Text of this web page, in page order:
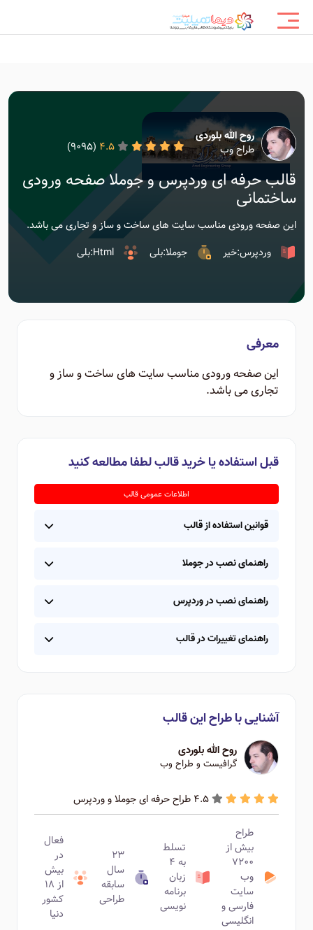
روح الله بلوردی
طراح وب
4.5
(9095)
قالب حرفه ای وردپرس و جوملا صفحه ورودی
ساختمانی
این صفحه ورودی مناسب سایت های ساخت و ساز و تجاری می باشد.
وردپرس:خیر
جوملا:بلی Html:بلی
معرفی
این صفحه ورودی مناسب سایت های ساخت و ساز و
تجاری می باشد.
قبل استفاده یا خرید قالب لطفا مطالعه کنید
اطلاعات عمومی قالب
قوانین استفاده از قالب
راهنمای نصب در جوملا
راهنمای نصب در وردپرس
راهنمای تغییرات در قالب
آشنایی با طراح این قالب
روح الله بلوردی
گرافیست و طراح وب
4.5 طراح حرفه ای جوملا و وردپرس
طراح
بیش از
۷۲۰۰
وب
سایت
فارسی و
انگلیسی
تسلط
به ۴
زبان
برنامه
نویسی
۲۳
سال
سابقه
طراحی
فعال
در
بیش
از ۱۸
کشور
دنیا